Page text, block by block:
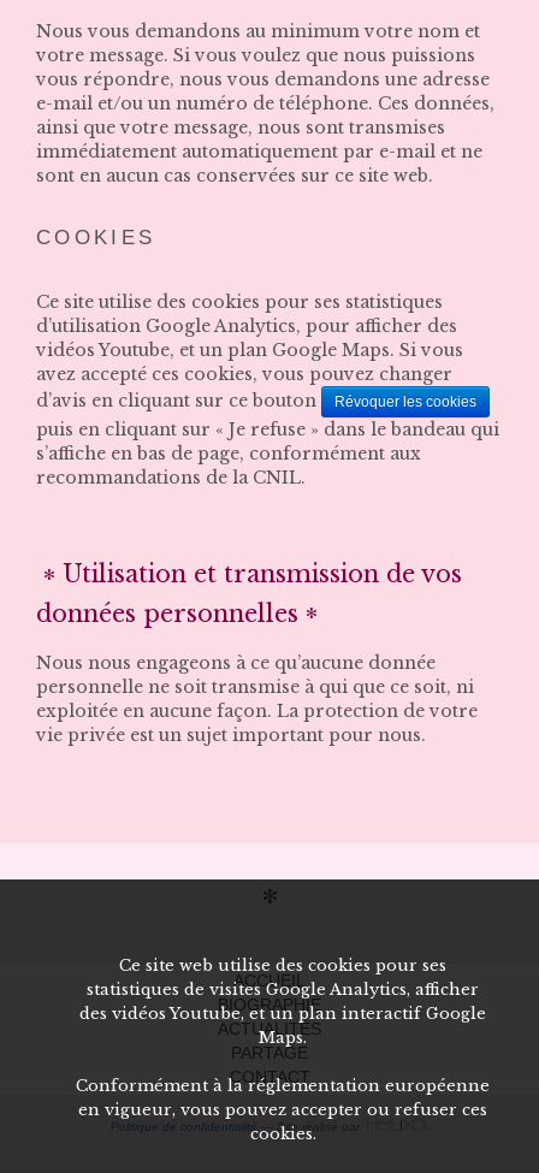
Nous vous demandons au minimum votre nom et
votre message. Si vous voulez que nous puissions
vous répondre, nous vous demandons une adresse
e-mail et/ou un numéro de téléphone. Ces données,
ainsi que votre message, nous sont transmises
immédiatement automatiquement par e-mail et ne
sont en aucun cas conservées sur ce site web.
COOKIES
Ce site utilise des cookies pour ses statistiques
d’utilisation Google Analytics, pour afficher des
vidéos Youtube, et un plan Google Maps. Si vous
avez accepté ces cookies, vous pouvez changer
d’avis en cliquant sur ce bouton
Révoquer les cookies
puis en cliquant sur « Je refuse » dans le bandeau qui
s’affiche en bas de page, conformément aux
recommandations de la CNIL.
Utilisation et transmission de vos
données personnelles
Nous nous engageons à ce qu’aucune donnée
personnelle ne soit transmise à qui que ce soit, ni
exploitée en aucune façon. La protection de votre
vie privée est un sujet important pour nous.
ACCUEIL
BIOGRAPHIE
ACTUALITÉS
PARTAGE
CONTACT
Politique de confidentialité — Site réalisé par
Ce site web utilise des cookies pour ses
statistiques de visites Google Analytics, afficher
des vidéos Youtube, et un plan interactif Google
Maps.
Conformément à la réglementation européenne
en vigueur, vous pouvez accepter ou refuser ces
cookies.